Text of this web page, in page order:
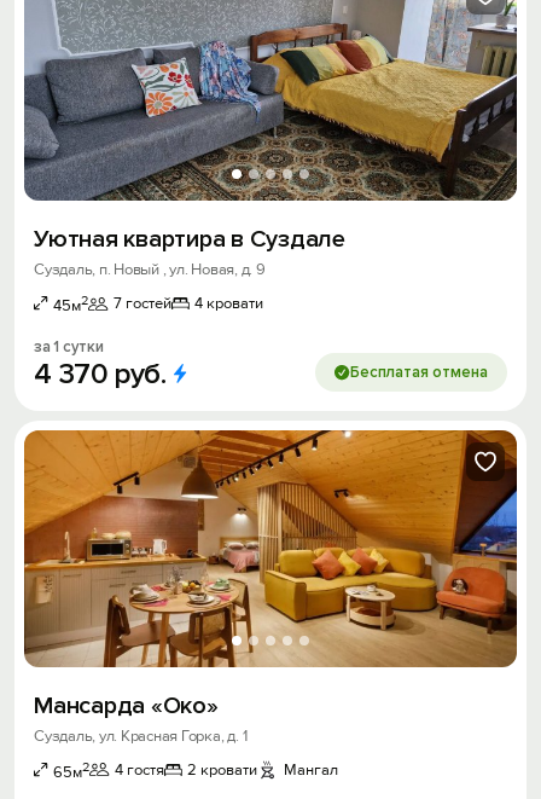
Уютная квартира в Суздале
Суздаль, п. Новый , ул. Новая, д. 9
45м2 7 гостей 4 кровати
за 1 сутки
4 370 руб. Бесплатая отмена
Мансарда «Око»
Суздаль, ул. Красная Горка, д. 1
65м2 4 гостя 2 кровати Мангал